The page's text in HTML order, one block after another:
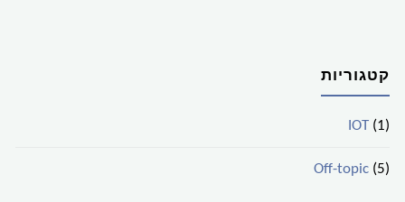
קטגוריות
IOT(1)
Off-topic(5)